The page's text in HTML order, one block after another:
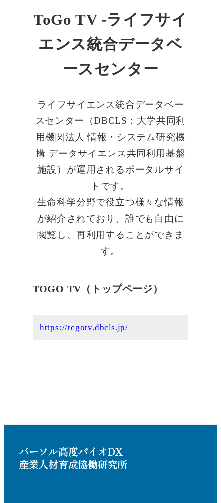
ToGo TV -ライフサイ
エンス統合データベ
ースセンター
ライフサイエンス統合データベー
スセンター（DBCLS：大学共同利
用機関法人 情報・システム研究機
構 データサイエンス共同利用基盤
施設）が運用されるポータルサイ
トです。
生命科学分野で役立つ様々な情報
が紹介されており、誰でも自由に
閲覧し、再利用することができま
す。
TOGO TV（トップページ）
https://togotv.dbcls.jp/